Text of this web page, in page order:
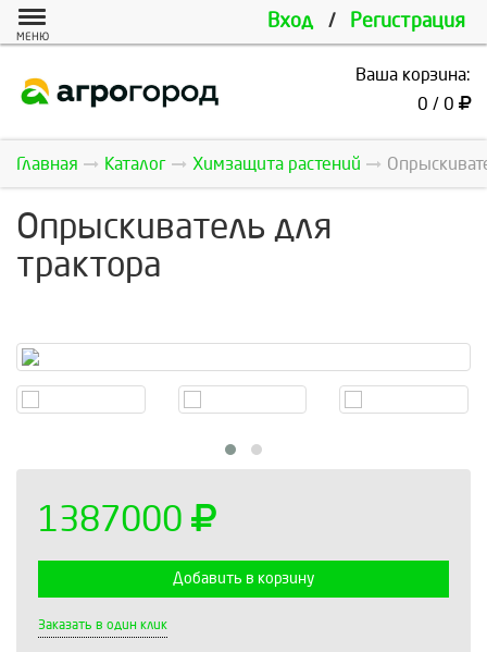
Вход / Регистрация
МЕНЮ
Ваша корзина:
0 / 0
Главная Каталог Химзащита растений
Опрыскиватель для
трактора
1387000
Добавить в корзину
Заказать в один клик